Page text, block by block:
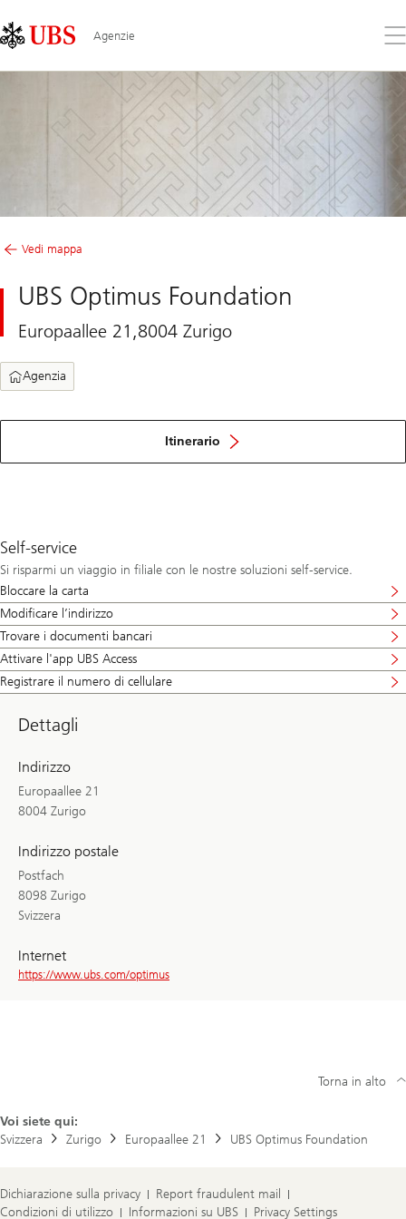
Links
Area
Agenzie
il
Vedi mappa
UBS Optimus Foundation
Europaallee 21,8004 Zurigo
Agenzia
Itinerario
Self-service
Si risparmi un viaggio in filiale con le nostre soluzioni self-service.
Bloccare la carta
Modificare l’indirizzo
Trovare i documenti bancari
Attivare l'app UBS Access
Registrare il numero di cellulare
Dettagli
Indirizzo
Europaallee 21
8004 Zurigo
Indirizzo postale
Postfach
8098 Zurigo
Svizzera
Internet
https://www.ubs.com/optimus
Voi siete qui:
Svizzera
Zurigo Europaallee 21 UBS Optimus Foundation
Torna in alto
Dichiarazione sulla privacy
Report fraudulent mail
Condizioni di utilizzo
Informazioni su UBS Privacy Settings